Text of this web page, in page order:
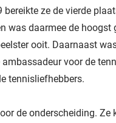
bereikte ze de vierde
was daarmee de hoogst
ooit. Daarnaast
ambassadeur voor de
tennisliefhebbers.
de onderscheiding. Ze